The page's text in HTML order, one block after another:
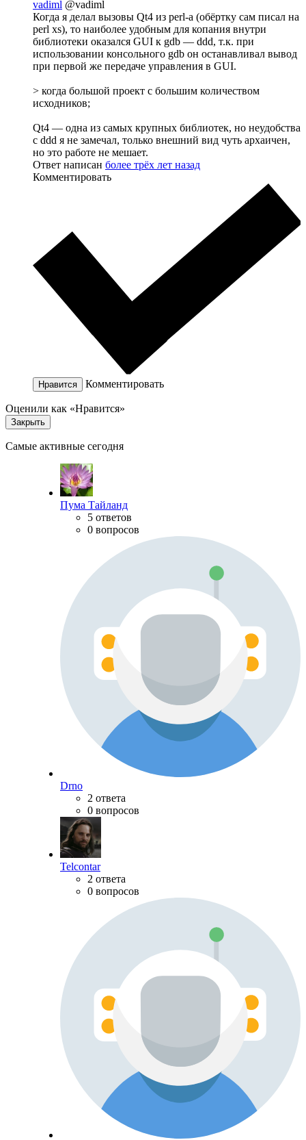
vadiml @vadiml
Когда я делал вызовы Qt4 из perl-a (обёртку сам писал на
perl xs), то наиболее удобным для копания внутри
библиотеки оказался GUI к gdb — ddd, т.к. при
использовании консольного gdb он останавливал вывод
при первой же передаче управления в GUI.
> когда большой проект с большим количеством
исходников;
Qt4 — одна из самых крупных библиотек, но неудобства
с ddd я не замечал, только внешний вид чуть архаичен,
но это работе не мешает.
Ответ написан более трёх лет назад
Комментировать
Нравится Комментировать
Оценили как «Нравится»
Закрыть
Самые активные сегодня
Пума Тайланд
5 ответов
0 вопросов
Drno
2 ответа
0 вопросов
Telcontar
2 ответа
0 вопросов